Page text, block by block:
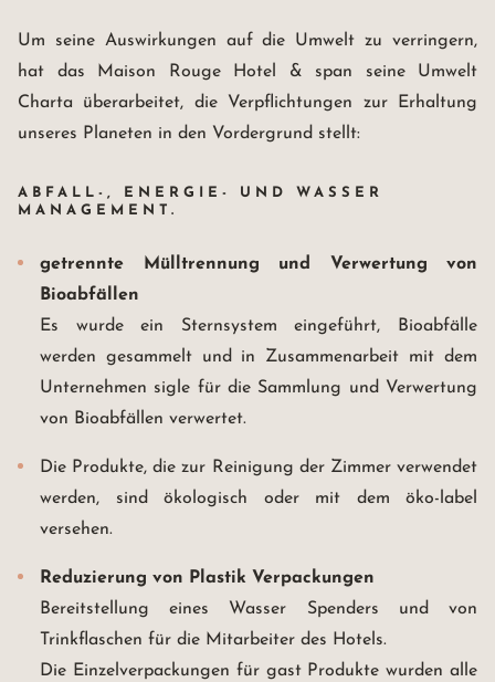
Um seine Auswirkungen auf die Umwelt zu verringern,
hat das Maison Rouge Hotel & span seine Umwelt
Charta überarbeitet, die Verpflichtungen zur Erhaltung
unseres Planeten in den Vordergrund stellt:
ABFALL-, ENERGIE- UND WASSER
MANAGEMENT.
getrennte Mülltrennung und Verwertung von
Bioabfällen
Es wurde ein Sternsystem eingeführt, Bioabfälle
werden gesammelt und in Zusammenarbeit mit dem
Unternehmen sigle für die Sammlung und Verwertung
von Bioabfällen verwertet.
Die Produkte, die zur Reinigung der Zimmer verwendet
werden, sind ökologisch oder mit dem öko-label
versehen.
Reduzierung von Plastik Verpackungen
Bereitstellung eines Wasser Spenders und von
Trinkflaschen für die Mitarbeiter des Hotels.
Die Einzelverpackungen für gast Produkte wurden alle